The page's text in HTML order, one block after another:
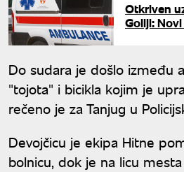
Otkriven
Goliji:
Do sudara je došlo između
"tojota" i bicikla kojim je
rečeno je za Tanjug u
Devojčicu je ekipa Hitne
bolnicu, dok je na licu